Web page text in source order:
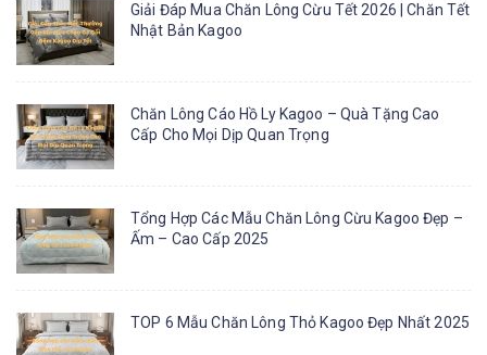
Giải Đáp Mua Chăn Lông Cừu Tết 2026 | Chăn Tết
Nhật Bản Kagoo
Chăn Lông Cáo Hồ Ly Kagoo – Quà Tặng Cao
Cấp Cho Mọi Dịp Quan Trọng
Tổng Hợp Các Mẫu Chăn Lông Cừu Kagoo Đẹp –
Ấm – Cao Cấp 2025
TOP 6 Mẫu Chăn Lông Thỏ Kagoo Đẹp Nhất 2025